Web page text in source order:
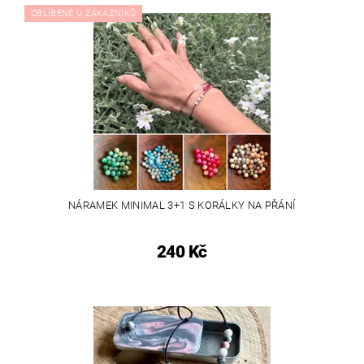
OBLÍBENÉ U ZÁKAZNÍKŮ
NÁRAMEK MINIMAL 3+1 S KORÁLKY NA PŘÁNÍ
240 Kč